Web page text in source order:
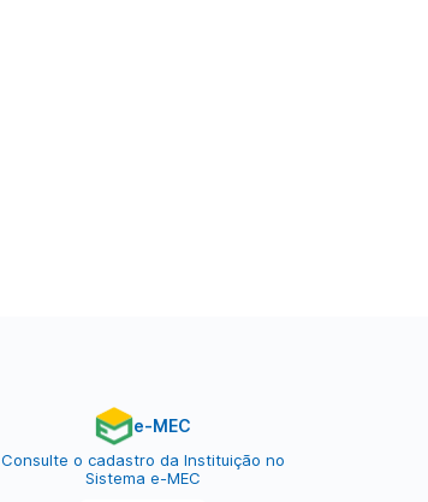
e-MEC
Consulte o cadastro da Instituição no
Sistema e-MEC